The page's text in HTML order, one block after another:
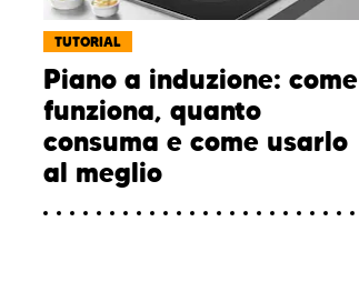
TUTORIAL
Piano a induzione: come
funziona, quanto
consuma e come usarlo
al meglio